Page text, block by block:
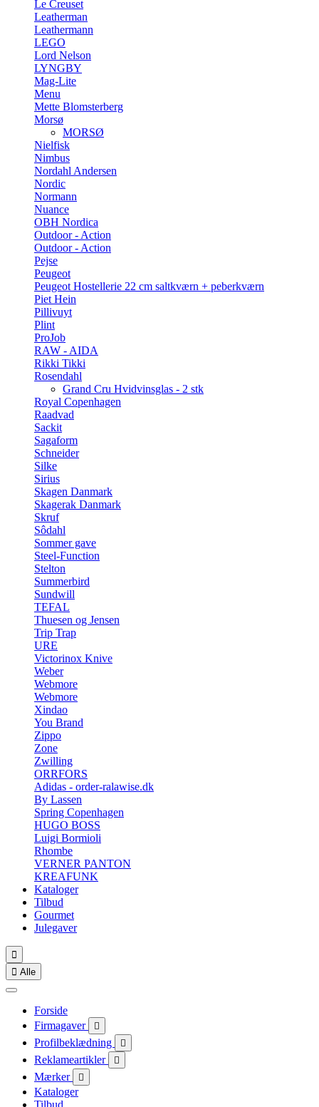
Le Creuset
Leatherman
Leathermann
LEGO
Lord Nelson
LYNGBY
Mag-Lite
Menu
Mette Blomsterberg
Morsø
MORSØ
Nielfisk
Nimbus
Nordahl Andersen
Nordic
Normann
Nuance
OBH Nordica
Outdoor - Action
Outdoor - Action
Pejse
Peugeot
Peugeot Hostellerie 22 cm saltkværn + peberkværn
Piet Hein
Pillivuyt
Plint
ProJob
RAW - AIDA
Rikki Tikki
Rosendahl
Grand Cru Hvidvinsglas - 2 stk
Royal Copenhagen
Raadvad
Sackit
Sagaform
Schneider
Silke
Sirius
Skagen Danmark
Skagerak Danmark
Skruf
Sôdahl
Sommer gave
Steel-Function
Stelton
Summerbird
Sundwill
TEFAL
Thuesen og Jensen
Trip Trap
URE
Victorinox Knive
Weber
Webmore
Webmore
Xindao
You Brand
Zippo
Zone
Zwilling
ORRFORS
Adidas - order-ralawise.dk
By Lassen
Spring Copenhagen
HUGO BOSS
Luigi Bormioli
Rhombe
VERNER PANTON
KREAFUNK
Kataloger
Tilbud
Gourmet
Julegaver

 Alle
Forside
Firmagaver

Profilbeklædning 
Reklameartikler 
Mærker 
Kataloger
Tilbud